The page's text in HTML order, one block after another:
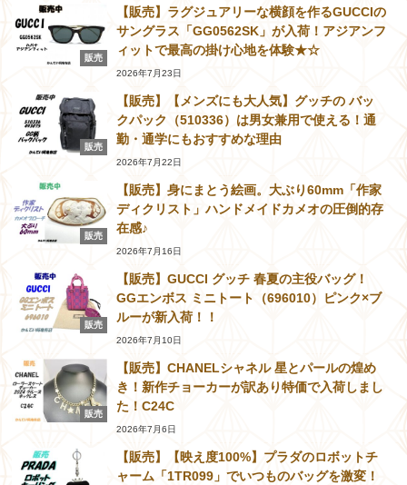
販売
【販売】ラグジュアリーな横顔を作るGUCCIの
サングラス「GG0562SK」が入荷！アジアンフ
ィットで最高の掛け心地を体験★☆
2026年7月23日
販売
【販売】【メンズにも大人気】グッチの バッ
クパック（510336）は男女兼用で使える！通
勤・通学にもおすすめな理由
2026年7月22日
販売
【販売】身にまとう絵画。大ぶり60mm「作家
ディクリスト」ハンドメイドカメオの圧倒的存
在感♪
2026年7月16日
販売
【販売】GUCCI グッチ 春夏の主役バッグ！
GGエンボス ミニトート（696010）ピンク×ブ
ルーが新入荷！！
2026年7月10日
販売
【販売】CHANELシャネル 星とパールの煌め
き！新作チョーカーが訳あり特価で入荷しまし
た！C24C
2026年7月6日
【販売】【映え度100%】プラダのロボットチ
ャーム「1TR099」でいつものバッグを激変！